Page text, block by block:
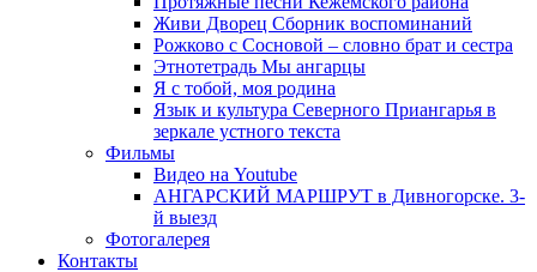
Живи Дворец Сборник воспоминаний
Рожково с Сосновой – словно брат и сестра
Этнотетрадь Мы ангарцы
Я с тобой, моя родина
Язык и культура Северного Приангарья в
зеркале устного текста
Фильмы
Видео на Youtube
АНГАРСКИЙ МАРШРУТ в Дивногорске. 3-
й выезд
Фотогалерея
Контакты